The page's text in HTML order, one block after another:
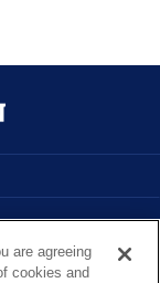
are agreeing
cookies and